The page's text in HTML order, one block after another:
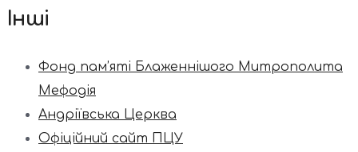
Інші
Фонд пам’яті Блаженнішого Митрополита
Мефодія
Андріївська Церква
Офіційний сайт ПЦУ